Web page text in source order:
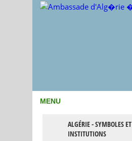
MENU
ALGÉRIE - SYMBOLES ET
INSTITUTIONS